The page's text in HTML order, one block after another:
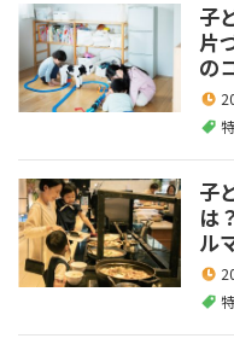
子
片
の
子
は
ル